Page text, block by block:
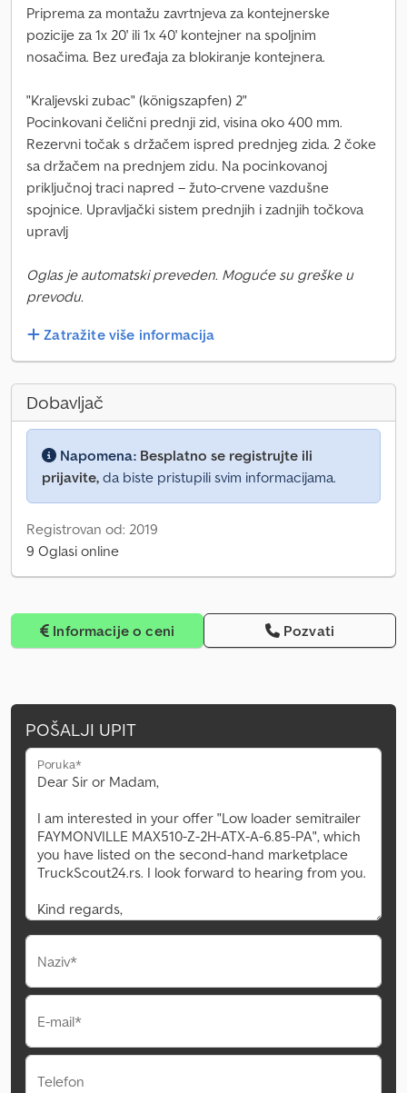
Priprema za montažu zavrtnjeva za kontejnerske
pozicije za 1x 20' ili 1x 40' kontejner na spoljnim
nosačima. Bez uređaja za blokiranje kontejnera.
"Kraljevski zubac" (königszapfen) 2"
Pocinkovani čelični prednji zid, visina oko 400 mm.
Rezervni točak s držačem ispred prednjeg zida. 2 čoke
sa držačem na prednjem zidu. Na pocinkovanoj
priključnoj traci napred – žuto-crvene vazdušne
spojnice. Upravljački sistem prednjih i zadnjih točkova
upravlj
Oglas je automatski preveden. Moguće su greške u
prevodu.
Zatražite više informacija
Dobavljač
Napomena: Besplatno se registrujte ili
prijavite, da biste pristupili svim informacijama.
Registrovan od: 2019
9 Oglasi online
Informacije o ceni Pozvati
POŠALJI UPIT
Poruka*
Naziv*
E-mail*
Telefon